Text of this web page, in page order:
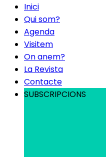
Inici
Qui som?
Agenda
Visitem
On anem?
La Revista
Contacte
SUBSCRIPCIONS